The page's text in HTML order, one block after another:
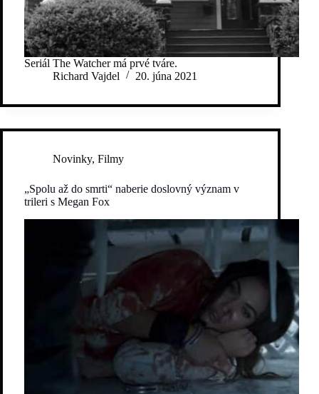
Seriál The Watcher má prvé tváre.
Richard Vajdel
20. júna 2021
Novinky, Filmy
„Spolu až do smrti“ naberie doslovný význam v
trileri s Megan Fox